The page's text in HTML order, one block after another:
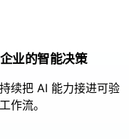
业的智能决策
续把 AI 能力接进可验
作流。